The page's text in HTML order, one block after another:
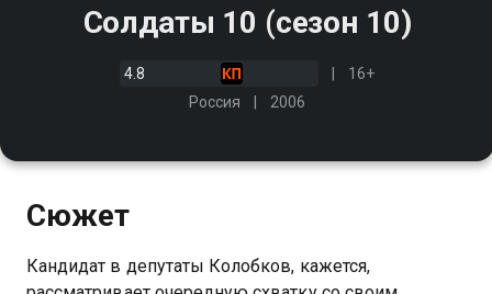
Солдаты 10 (сезон 10)
4.8
16+
Россия
2006
Сюжет
Кандидат в депутаты Колобков, кажется,